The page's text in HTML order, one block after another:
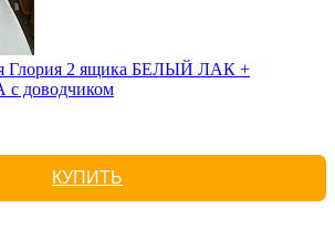
Глория 2 ящика БЕЛЫЙ ЛАК +
доводчиком
КУПИТЬ